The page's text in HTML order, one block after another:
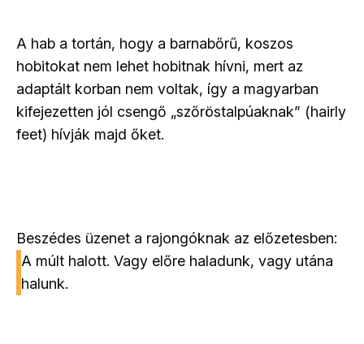
A hab a tortán, hogy a barnabőrű, koszos
hobitokat nem lehet hobitnak hívni, mert az
adaptált korban nem voltak, így a magyarban
kifejezetten jól csengő „szőröstalpúaknak” (hairly
feet) hívják majd őket.
Beszédes üzenet a rajongóknak az előzetesben:
A múlt halott. Vagy előre haladunk, vagy utána
halunk.